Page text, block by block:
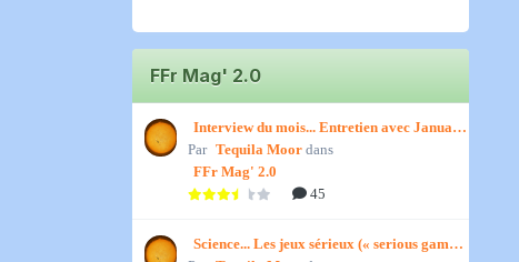
FFr Mag' 2.0
Interview du mois... Entretien avec January,
par Titenath
Par Tequila Moor dans
FFr Mag' 2.0
45
Science... Les jeux sérieux (« serious games